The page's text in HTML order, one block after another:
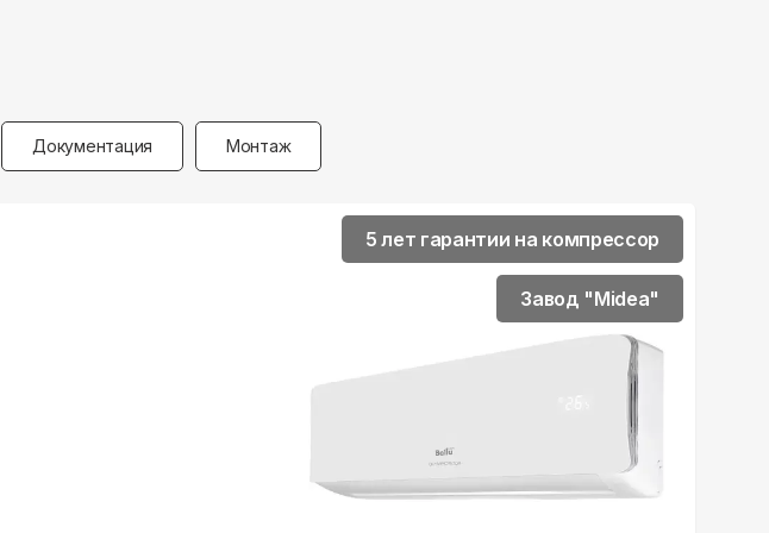
Документация Монтаж
5 лет гарантии на компрессор
Завод "Midea"